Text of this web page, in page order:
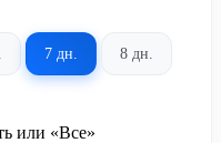
7 дн. 8 дн.
или «Все»